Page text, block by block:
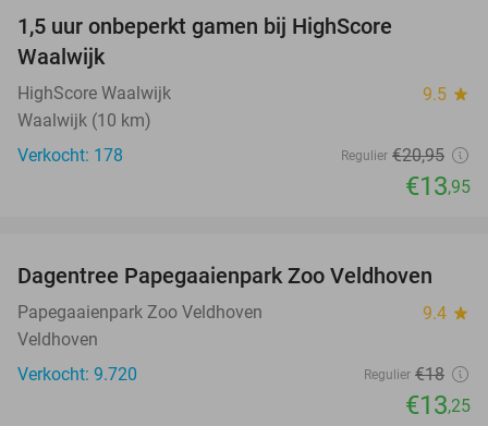
1,5 uur onbeperkt gamen bij HighScore
Waalwijk
HighScore Waalwijk 9.5 star
Waalwijk (10 km)
Verkocht: 178
Regulier €20,95
€13,95
26%
Dagentree Papegaaienpark Zoo Veldhoven
Papegaaienpark Zoo Veldhoven 9.4 star
Veldhoven
Verkocht: 9.720
Regulier €18
€13,25